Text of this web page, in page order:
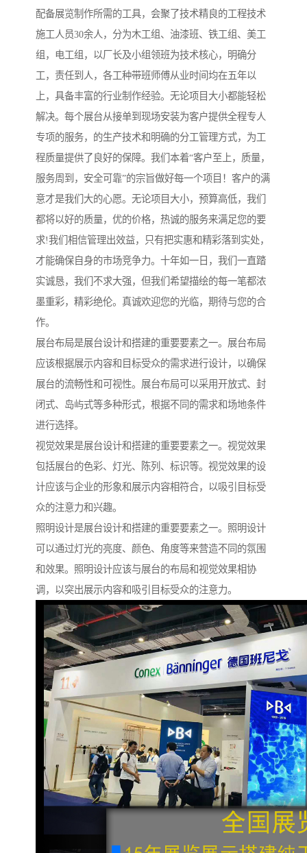
配备展览制作所需的工具，会聚了技术精良的工程技术
施工人员30余人，分为木工组、油漆班、铁工组、美工
组，电工组，以厂长及小组领班为技术核心，明确分
工，责任到人，各工种带班师傅从业时间均在五年以
上，具备丰富的行业制作经验。无论项目大小都能轻松
解决。每个展台从接单到现场安装为客户提供全程专人
专项的服务，的生产技术和明确的分工管理方式，为工
程质量提供了良好的保障。我们本着“客户至上，质量，
服务周到，安全可靠”的宗旨做好每一个项目！客户的满
意才是我们大的心愿。无论项目大小，预算高低，我们
都将以好的质量，优的价格，热诚的服务来满足您的要
求!我们相信管理出效益，只有把实惠和精彩落到实处，
才能确保自身的市场竞争力。十年如一日，我们一直踏
实诚恳，我们不求大强，但我们希望描绘的每一笔都浓
墨重彩，精彩绝伦。真诚欢迎您的光临，期待与您的合
作。
展台布局是展台设计和搭建的重要要素之一。展台布局
应该根据展示内容和目标受众的需求进行设计，以确保
展台的流畅性和可视性。展台布局可以采用开放式、封
闭式、岛屿式等多种形式，根据不同的需求和场地条件
进行选择。
视觉效果是展台设计和搭建的重要要素之一。视觉效果
包括展台的色彩、灯光、陈列、标识等。视觉效果的设
计应该与企业的形象和展示内容相符合，以吸引目标受
众的注意力和兴趣。
照明设计是展台设计和搭建的重要要素之一。照明设计
可以通过灯光的亮度、颜色、角度等来营造不同的氛围
和效果。照明设计应该与展台的布局和视觉效果相协
调，以突出展示内容和吸引目标受众的注意力。